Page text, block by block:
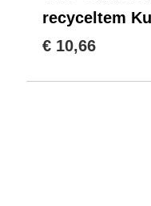
recyceltem
€ 10,66